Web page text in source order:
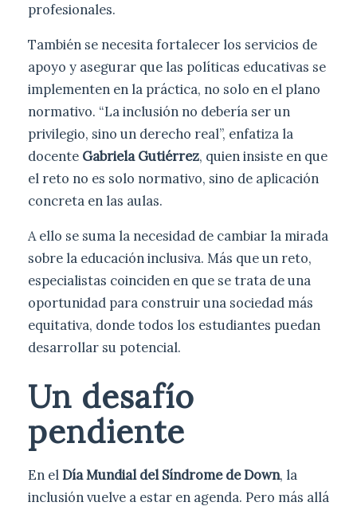
profesionales.
También se necesita fortalecer los servicios de
apoyo y asegurar que las políticas educativas se
implementen en la práctica, no solo en el plano
normativo. “La inclusión no debería ser un
privilegio, sino un derecho real”, enfatiza la
docente Gabriela Gutiérrez, quien insiste en que
el reto no es solo normativo, sino de aplicación
concreta en las aulas.
A ello se suma la necesidad de cambiar la mirada
sobre la educación inclusiva. Más que un reto,
especialistas coinciden en que se trata de una
oportunidad para construir una sociedad más
equitativa, donde todos los estudiantes puedan
desarrollar su potencial.
Un desafío
pendiente
En elDía Mundial del Síndrome de Down, la
inclusión vuelve a estar en agenda. Pero más allá